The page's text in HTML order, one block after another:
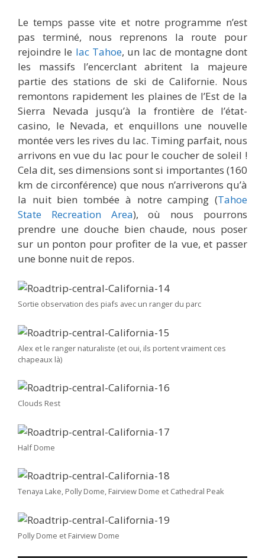
Le temps passe vite et notre programme n’est
pas terminé, nous reprenons la route pour
rejoindre le lac Tahoe, un lac de montagne dont
les massifs l’encerclant abritent la majeure
partie des stations de ski de Californie. Nous
remontons rapidement les plaines de l’Est de la
Sierra Nevada jusqu’à la frontière de l’état-
casino, le Nevada, et enquillons une nouvelle
montée vers les rives du lac. Timing parfait, nous
arrivons en vue du lac pour le coucher de soleil !
Cela dit, ses dimensions sont si importantes (160
km de circonférence) que nous n’arriverons qu’à
la nuit bien tombée à notre camping (Tahoe
State Recreation Area), où nous pourrons
prendre une douche bien chaude, nous poser
sur un ponton pour profiter de la vue, et passer
une bonne nuit de repos.
Sortie observation des piafs avec un ranger du parc
Alex et le ranger naturaliste (et oui, ils portent vraiment ces
chapeaux là)
Clouds Rest
Half Dome
Tenaya Lake, Polly Dome, Fairview Dome et Cathedral Peak
Polly Dome et Fairview Dome